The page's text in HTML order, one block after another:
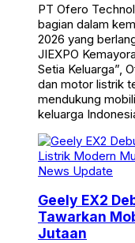
PT Ofero
bagian dalam
2026 yang
JIEXPO
Setia Keluarga”,
dan motor listrik
mendukung
keluarga
News Update
Geely EX2
Tawarkan
Jutaan